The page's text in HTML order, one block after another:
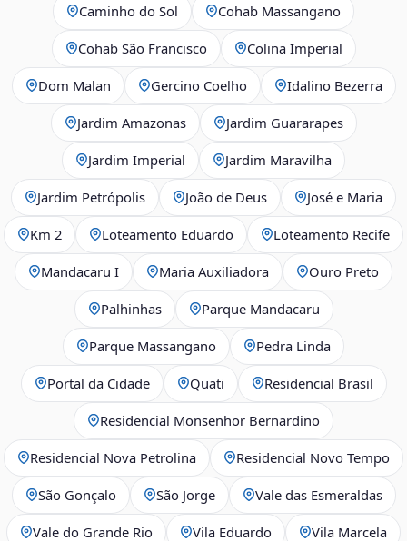
Caminho do Sol Cohab Massangano
Cohab São Francisco Colina Imperial
Dom Malan Gercino Coelho Idalino Bezerra
Jardim Amazonas Jardim Guararapes
Jardim Imperial Jardim Maravilha
Jardim Petrópolis João de Deus José e Maria
Km 2 Loteamento Eduardo Loteamento Recife
Mandacaru I Maria Auxiliadora Ouro Preto
Palhinhas Parque Mandacaru
Parque Massangano Pedra Linda
Portal da Cidade Quati Residencial Brasil
Residencial Monsenhor Bernardino
Residencial Nova Petrolina Residencial Novo Tempo
São Gonçalo São Jorge Vale das Esmeraldas
Vale do Grande Rio Vila Eduardo Vila Marcela